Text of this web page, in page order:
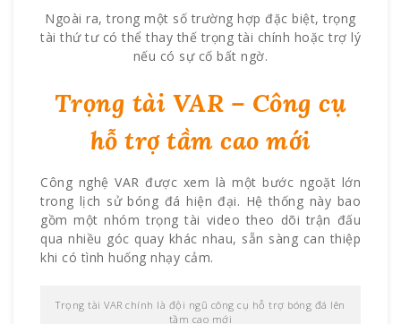
Ngoài ra, trong một số trường hợp đặc biệt, trọng
tài thứ tư có thể thay thế trọng tài chính hoặc trợ lý
nếu có sự cố bất ngờ.
Trọng tài VAR – Công cụ
hỗ trợ tầm cao mới
Công nghệ VAR được xem là một bước ngoặt lớn
trong lịch sử bóng đá hiện đại. Hệ thống này bao
gồm một nhóm trọng tài video theo dõi trận đấu
qua nhiều góc quay khác nhau, sẵn sàng can thiệp
khi có tình huống nhạy cảm.
Trọng tài VAR chính là đội ngũ công cụ hỗ trợ bóng đá lên
tầm cao mới